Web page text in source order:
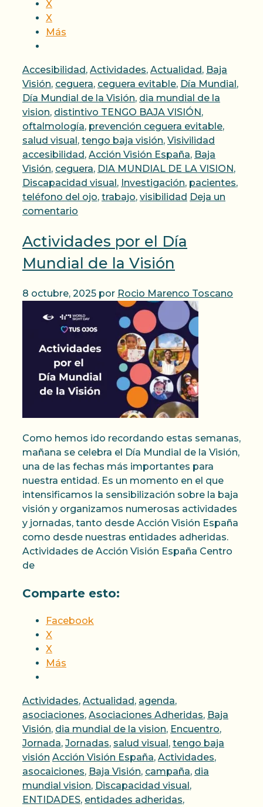
X
X
Más
Categorías
Accesibilidad , Actividades, Actualidad , Baja
Visión, ceguera, ceguera evitable, Día Mundial ,
Día Mundial de la Visión, dia mundial de la
vision, distintivo TENGO BAJA VISIÓN ,
oftalmología, prevención ceguera evitable,
salud visual , tengo baja visión, Visivilidad
accesibilidad , Acción Visión España, Baja
Visión, ceguera, DIA MUNDIAL DE LA VISION ,
Discapacidad visual , Investigación, pacientes,
teléfono del ojo, trabajo, visibilidad Deja un
comentario
Actividades por el Día
Mundial de la Visión
8 octubre, 2025 por Rocio Marenco Toscano
Como hemos ido recordando estas semanas,
mañana se celebra el Día Mundial de la Visión,
una de las fechas más importantes para
nuestra entidad. Es un momento en el que
intensificamos la sensibilización sobre la baja
visión y organizamos numerosas actividades
y jornadas, tanto desde Acción Visión España
como desde nuestras entidades adheridas.
Actividades de Acción Visión España Centro
de
Comparte esto:
Facebook
X
X
Más
Categorías
Actividades, Actualidad, agenda,
asociaciones, Asociaciones Adheridas, Baja
Visión, dia mundial de la vision, Encuentro,
Jornada, Jornadas, salud visual, tengo baja
visión Etiquetas
Acción Visión España, Actividades,
asocaiciones, Baja Visión, campaña, dia
mundial vision, Discapacidad visual,
ENTIDADES, entidades adheridas,